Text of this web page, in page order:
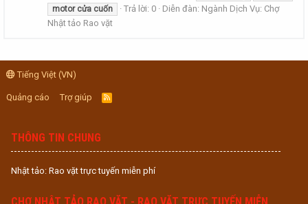
motor cửa cuốn Trả lời: 0 Diễn đàn: Ngành Dịch Vụ: Chợ
Nhật tảo Rao vặt
Tiếng Việt (VN)
Quảng cáo Trợ giúp
R
S
THÔNG TIN CHUNG
Nhật tảo: Rao vặt trực tuyến miễn phí